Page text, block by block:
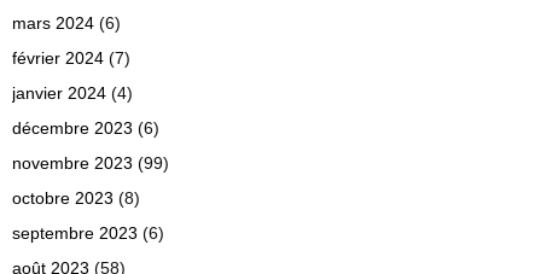
mars 2024 (6)
février 2024 (7)
janvier 2024 (4)
décembre 2023 (6)
novembre 2023 (99)
octobre 2023 (8)
septembre 2023 (6)
août 2023 (58)